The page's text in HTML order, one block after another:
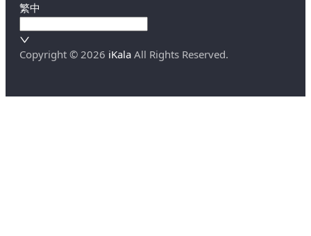
繁中
Copyright © 2026 iKala All Rights Reserved.